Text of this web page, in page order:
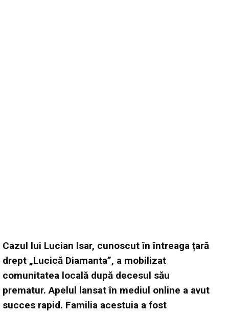
Cazul lui Lucian Isar, cunoscut în întreaga țară
drept „Lucică Diamanta”, a mobilizat
comunitatea locală după decesul său
prematur. Apelul lansat în mediul online a avut
succes rapid. Familia acestuia a fost